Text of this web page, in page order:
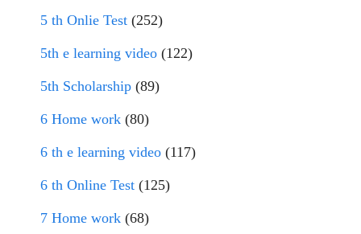
5 th Onlie Test (252)
5th e learning video (122)
5th Scholarship (89)
6 Home work (80)
6 th e learning video (117)
6 th Online Test (125)
7 Home work (68)